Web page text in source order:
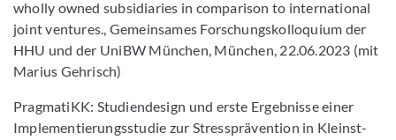
wholly owned subsidiaries in comparison to international
joint ventures., Gemeinsames Forschungskolloquium der
HHU und der UniBW München, München, 22.06.2023 (mit
Marius Gehrisch)
PragmatiKK: Studiendesign und erste Ergebnisse einer
Implementierungsstudie zur Stressprävention in Kleinst-